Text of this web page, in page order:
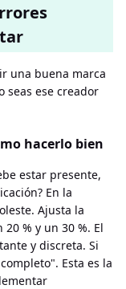
una buena marca
seas ese creador
hacerlo bien
estar presente,
En la
Ajusta la
% y un 30 %. El
y discreta. Si
Esta es la